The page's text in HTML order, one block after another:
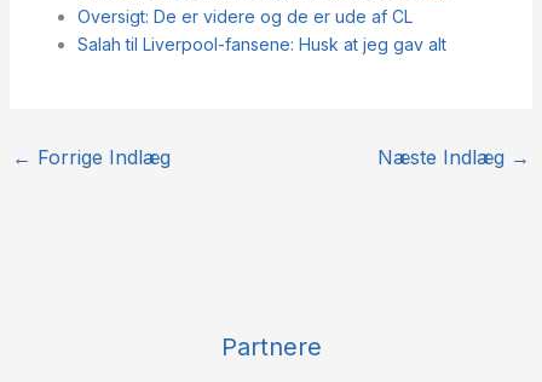
Oversigt: De er videre og de er ude af CL
Salah til Liverpool-fansene: Husk at jeg gav alt
← Forrige Indlæg Næste Indlæg →
Partnere